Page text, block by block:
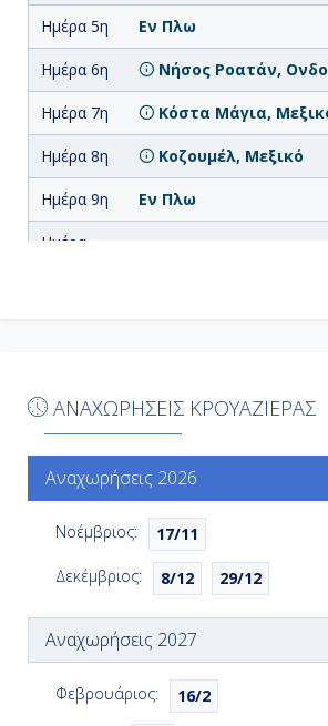
Ημέρα 5η Εν Πλω
Ημέρα 6η Νήσος Ροατάν,
Ημέρα 7η Κόστα Μάγια,
Ημέρα 8η Κοζουμέλ, Μεξικό
Ημέρα 9η Εν Πλω
Ημέρα
ΑΝΑΧΩΡΗΣΕΙΣ ΚΡΟΥΑΖΙΕΡΑΣ
Αναχωρήσεις 2026
Νοέμβριος:
17/11
Δεκέμβριος:
8/12 29/12
Αναχωρήσεις 2027
Φεβρουάριος:
16/2